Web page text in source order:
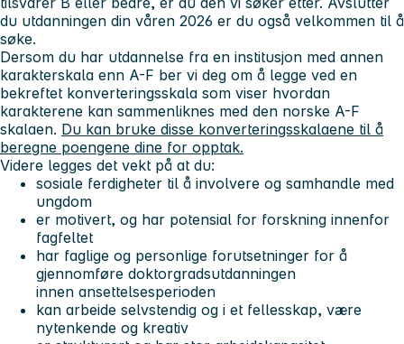
du utdanningen din våren 2026 er du også velkommen til å
søke.
Dersom du har utdannelse fra en institusjon med annen
karakterskala enn A-F ber vi deg om å legge ved en
bekreftet konverteringsskala som viser hvordan
karakterene kan sammenliknes med den norske A-F
skalaen. Du kan bruke disse konverteringsskalaene til å
beregne poengene dine for opptak.
Videre legges det vekt på at du:
sosiale ferdigheter til å involvere og samhandle med
ungdom
er motivert, og har potensial for forskning innenfor
fagfeltet
har faglige og personlige forutsetninger for å
gjennomføre doktorgradsutdanningen
innen ansettelsesperioden
kan arbeide selvstendig og i et fellesskap, være
nytenkende og kreativ